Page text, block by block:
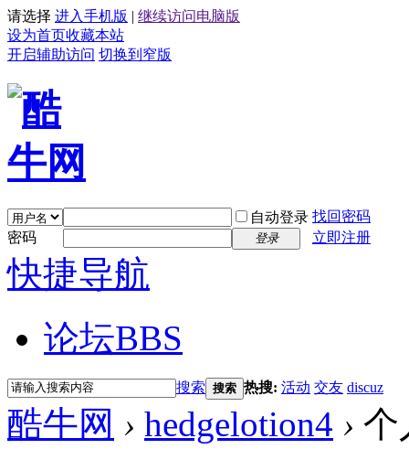
请选择 进入手机版 | 继续访问电脑版
设为首页收藏本站
开启辅助访问 切换到窄版
自动登录 找回密码
密码
登录 立即注册
快捷导航
论坛BBS
搜索 搜索 热搜: 活动 交友 discuz
酷牛网 › hedgelotion4 › 个